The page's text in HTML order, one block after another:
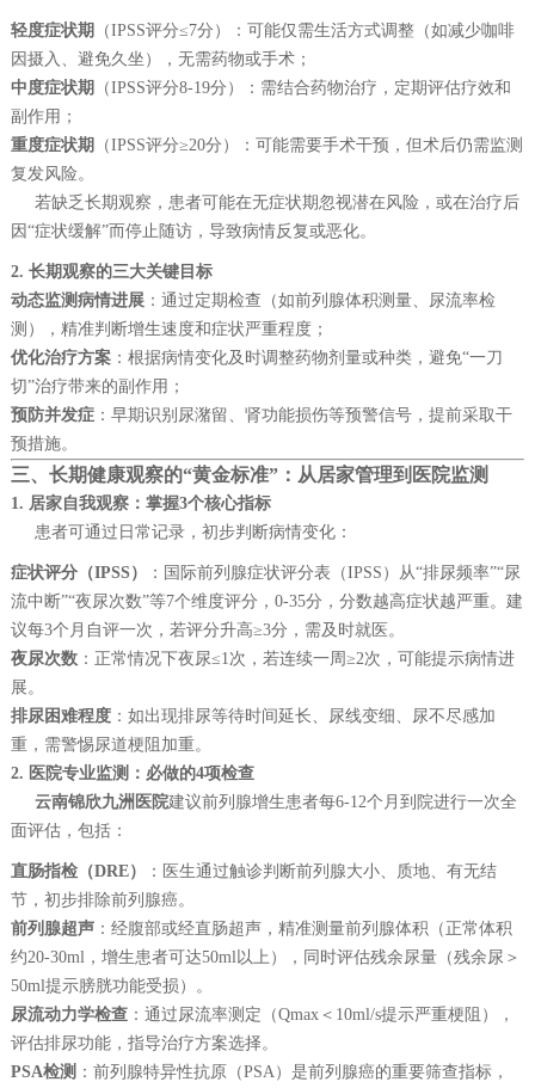
轻度症状期
（IPSS评分≤7分）：可能仅需生活方式调整（如减少咖啡
因摄入、避免久坐），无需药物或手术；
中度症状期
（IPSS评分8-19分）：需结合药物治疗，定期评估疗效和
副作用；
重度症状期
（IPSS评分≥20分）：可能需要手术干预，但术后仍需监测
复发风险。
若缺乏长期观察，患者可能在无症状期忽视潜在风险，或在治疗后
因“症状缓解”而停止随访，导致病情反复或恶化。
2. 长期观察的三大关键目标
动态监测病情进展：通过定期检查（如前列腺体积测量、尿流率检
测），精准判断增生速度和症状严重程度；
优化治疗方案：根据病情变化及时调整药物剂量或种类，避免“一刀
切”治疗带来的副作用；
预防并发症：早期识别尿潴留、肾功能损伤等预警信号，提前采取干
预措施。
三、长期健康观察的“黄金标准”：从居家管理到医院监测
1. 居家自我观察：掌握3个核心指标
患者可通过日常记录，初步判断病情变化：
症状评分（IPSS）
：国际前列腺症状评分表（IPSS）从“排尿频率”“尿
流中断”“夜尿次数”等7个维度评分，0-35分，分数越高症状越严重。建
议每3个月自评一次，若评分升高≥3分，需及时就医。
夜尿次数：正常情况下夜尿≤1次，若连续一周≥2次，可能提示病情进
展。
排尿困难程度：如出现排尿等待时间延长、尿线变细、尿不尽感加
重，需警惕尿道梗阻加重。
2. 医院专业监测：必做的4项检查
云南锦欣九洲医院建议前列腺增生患者每6-12个月到院进行一次全
面评估，包括：
直肠指检（DRE）
：医生通过触诊判断前列腺大小、质地、有无结
节，初步排除前列腺癌。
前列腺超声：经腹部或经直肠超声，精准测量前列腺体积（正常体积
约20-30ml，增生患者可达50ml以上），同时评估残余尿量（残余尿＞
50ml提示膀胱功能受损）。
尿流动力学检查：通过尿流率测定（Qmax＜10ml/s提示严重梗阻），
评估排尿功能，指导治疗方案选择。
PSA检测 ：前列腺特异性抗原（PSA）是前列腺癌的重要筛查指标，